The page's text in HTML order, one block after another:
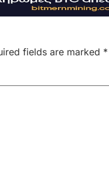
fields are marked *